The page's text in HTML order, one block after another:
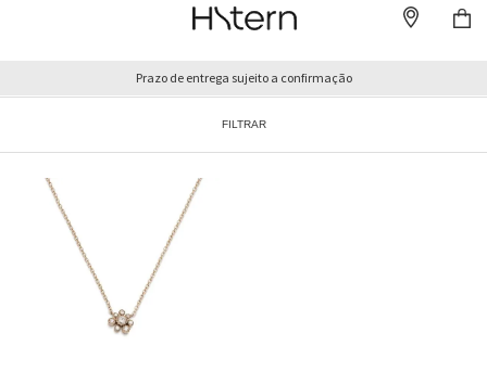
Prazo de entrega sujeito a confirmação
FILTRAR